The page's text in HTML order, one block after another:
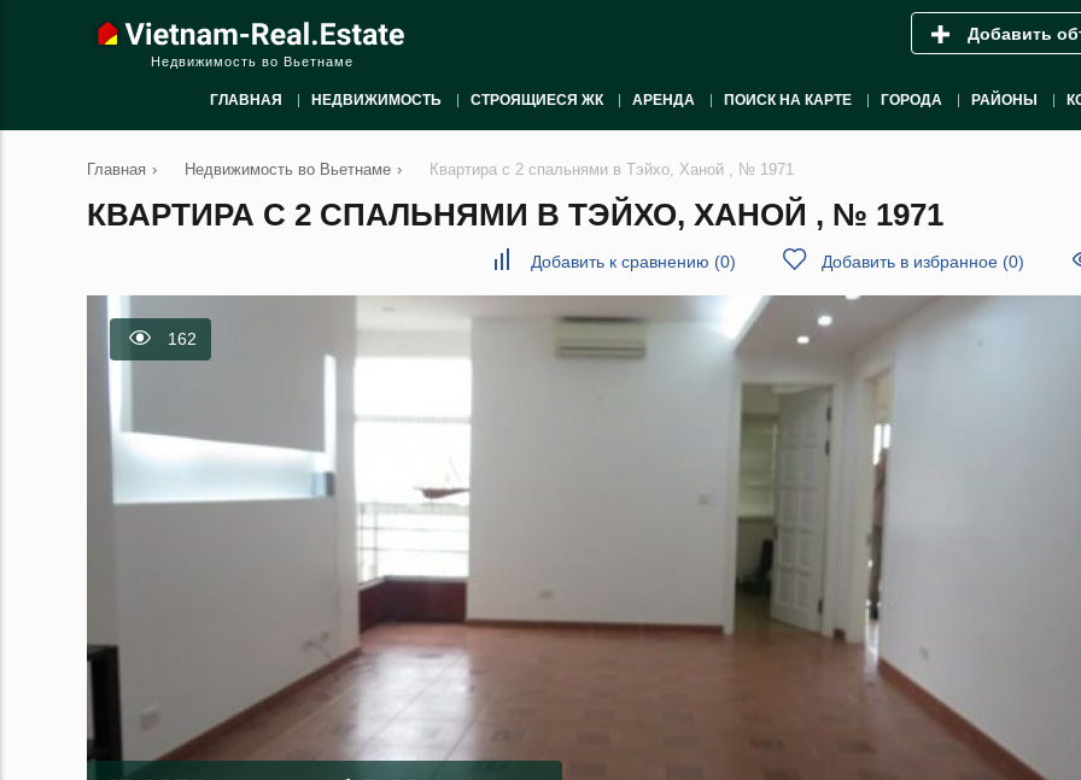
Недвижимость во Вьетнаме
Добавить
ГЛАВНАЯ НЕДВИЖИМОСТЬ СТРОЯЩИЕСЯ ЖК АРЕНДА ПОИСК НА КАРТЕ ГОРОДА РАЙОНЫ
Главная › Недвижимость во Вьетнаме › Квартира с 2 спальнями в Тэйхо, Ханой , № 1971
КВАРТИРА С 2 СПАЛЬНЯМИ В ТЭЙХО, ХАНОЙ , № 1971
Добавить к сравнению (0) Добавить в избранное (0)
162